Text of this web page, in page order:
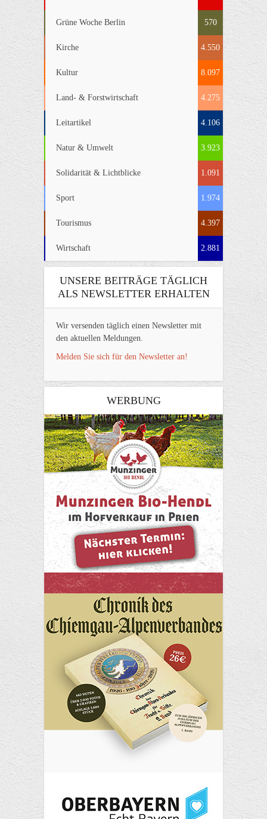
Grüne Woche Berlin 570
Kirche 4.550
Kultur 8.097
Land- & Forstwirtschaft 4.275
Leitartikel 4.106
Natur & Umwelt 3.923
Solidarität & Lichtblicke 1.091
Sport 1.974
Tourismus 4.397
Wirtschaft 2.881
UNSERE BEITRÄGE TÄGLICH
ALS NEWSLETTER ERHALTEN
Wir versenden täglich einen Newsletter mit
den aktuellen Meldungen.
Melden Sie sich für den Newsletter an!
WERBUNG